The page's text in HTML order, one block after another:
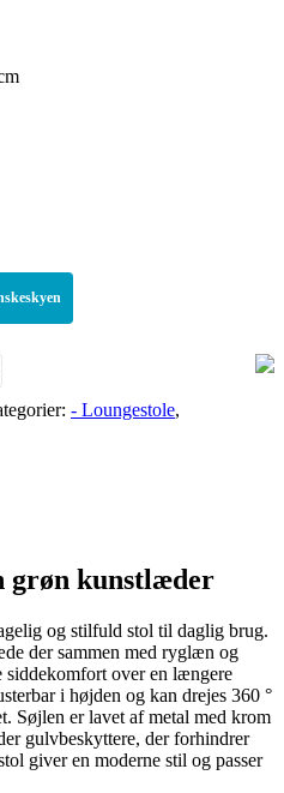
- Loungestole,
grøn kunstlæder
og stilfuld stol til daglig brug.
der sammen med ryglæn og
over en længere
i højden og kan drejes 360 °
Søjlen er lavet af metal med krom
gulvbeskyttere, der forhindrer
giver en moderne stil og passer